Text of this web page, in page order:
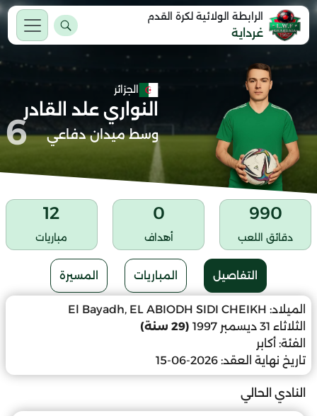
الرابطة الولائية لكرة القدم
غرداية
الجزائر
النواري علد القادر
وسط ميدان دفاعي 6
990
دقائق اللعب
0
أهداف
12
مباريات
التفاصيل المباريات المسيرة
الميلاد: El Bayadh, EL ABIODH SIDI CHEIKH
الثلاثاء 31 ديسمبر 1997
(29 سنة)
الفئة: أكابر
تاريخ نهاية العقد: 2026-06-15
النادي الحالي